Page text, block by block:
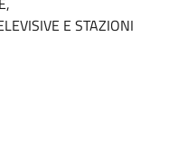
E STAZIONI